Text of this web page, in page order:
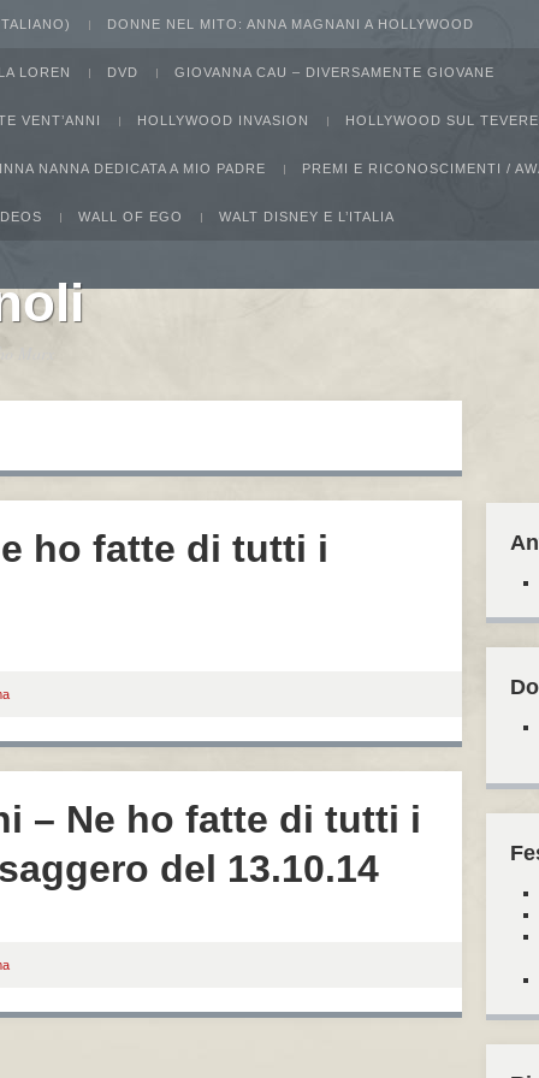
DONNE NEL MITO: ANNA MAGNANI A HOLLYWOOD
LOREN DVD GIOVANNA CAU – DIVERSAMENTE GIOVANE
VENT’ANNI HOLLYWOOD INVASION HOLLYWOOD SUL TEVERE
NANNA DEDICATA A MIO PADRE PREMI E RICONOSCIMENTI /
WALL OF EGO WALT DISNEY E L’ITALIA
ho fatte di tutti i
– Ne ho fatte di tutti i
del 13.10.14